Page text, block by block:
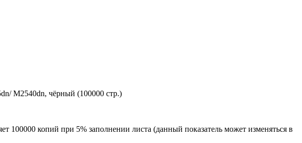
M2540dn, чёрный (100000 стр.)
копий при 5% заполнении листа (данный показатель может изменяться в